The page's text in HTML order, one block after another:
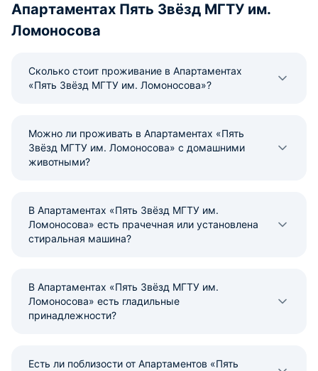
Апартаментах Пять Звёзд МГТУ им.
Ломоносова
Сколько стоит проживание в Апартаментах
«Пять Звёзд МГТУ им. Ломоносова»?
Можно ли проживать в Апартаментах «Пять
Звёзд МГТУ им. Ломоносова» с домашними
животными?
В Апартаментах «Пять Звёзд МГТУ им.
Ломоносова» есть прачечная или установлена
стиральная машина?
В Апартаментах «Пять Звёзд МГТУ им.
Ломоносова» есть гладильные
принадлежности?
Есть ли поблизости от Апартаментов «Пять